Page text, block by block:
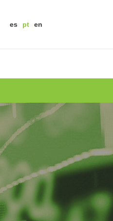
es pt en